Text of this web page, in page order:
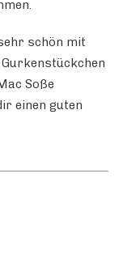
schön mit
Soße
einen guten